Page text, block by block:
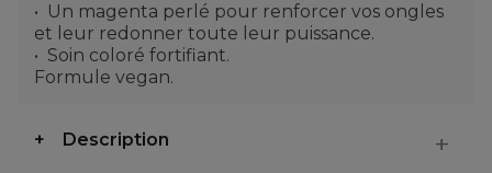
Un magenta perlé pour renforcer vos ongles
et leur redonner toute leur puissance.
Soin coloré fortifiant.
Formule vegan.
Description